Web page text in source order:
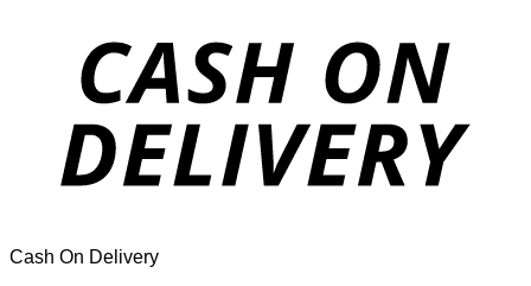
Cash On Delivery